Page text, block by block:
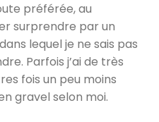
préférée, au
surprendre par un
lequel je ne sais pas
Parfois j’ai de très
fois un peu moins
gravel selon moi.